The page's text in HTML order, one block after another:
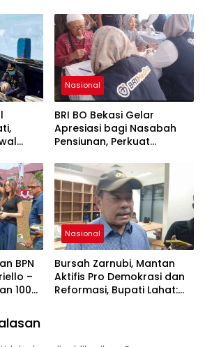
untuk
Bintan
Nasional
BRI BO Bekasi Gelar
Apresiasi bagi Nasabah
Pensiunan, Perkuat
BPN
–
100
Nasional
Bursah Zarnubi, Mantan
Aktifis Pro Demokrasi dan
Reformasi, Bupati Lahat:
Demokrasi, Keadilan, dan